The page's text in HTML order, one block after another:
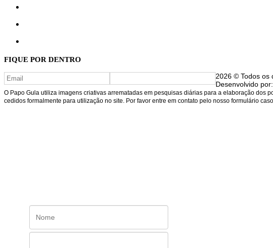
FIQUE POR DENTRO
2026 © Todos os
Desenvolvido por:
O Papo Gula utiliza imagens criativas arrematadas em pesquisas diárias para a elaboração dos
cedidos formalmente para utilização no site. Por favor entre em contato pelo nosso formulário